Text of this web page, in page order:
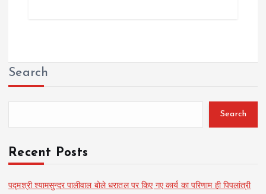
Search
Search
Recent Posts
पद्मश्री श्यामसुन्दर पालीवाल बोले धरातल पर किए गए कार्य का परिणाम ही पिपलांत्री